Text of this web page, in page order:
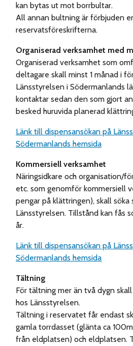
kan bytas ut mot borrbultar.
All annan bultning är förbjuden
reservatsföreskrifterna.
Organiserad verksamhet med
Organiserad verksamhet som
deltagare skall minst 1 månad i
Länsstyrelsen i Södermanlands
kontaktar sedan den som gjort
besked huruvida planerad
Länk till dispensansökan på
Södermanlands hemsida
Kommersiell verksamhet
Näringsidkare och organisation/
etc. som genomför kommersiell
pengar på klättringen), skall
Länsstyrelsen. Tillstånd kan fås
år.
Länk till dispensansökan på
Södermanlands hemsida
Tältning
För tältning mer än två dygn
hos Länsstyrelsen.
Tältning i reservatet får endast
gamla torrdasset (glänta ca
från eldplatsen) och eldplatsen.